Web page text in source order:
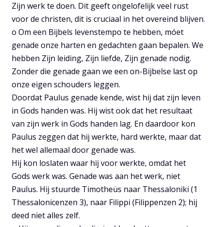
Zijn werk te doen. Dit geeft ongelofelijk veel rust
voor de christen, dit is cruciaal in het overeind blijven.
o Om een Bijbels levenstempo te hebben, móet
genade onze harten en gedachten gaan bepalen. We
hebben Zijn leiding, Zijn liefde, Zijn genade nodig.
Zonder die genade gaan we een on-Bijbelse last op
onze eigen schouders leggen.
Doordat Paulus genade kende, wist hij dat zijn leven
in Gods handen was. Hij wist ook dat het resultaat
van zijn werk in Gods handen lag. En daardoor kon
Paulus zeggen dat hij werkte, hard werkte, maar dat
het wel allemaal door genade was.
Hij kon loslaten waar hij voor werkte, omdat het
Gods werk was. Genade was aan het werk, niet
Paulus. Hij stuurde Timotheüs naar Thessaloniki (1
Thessalonicenzen 3), naar Filippi (Filippenzen 2); hij
deed niet alles zelf.